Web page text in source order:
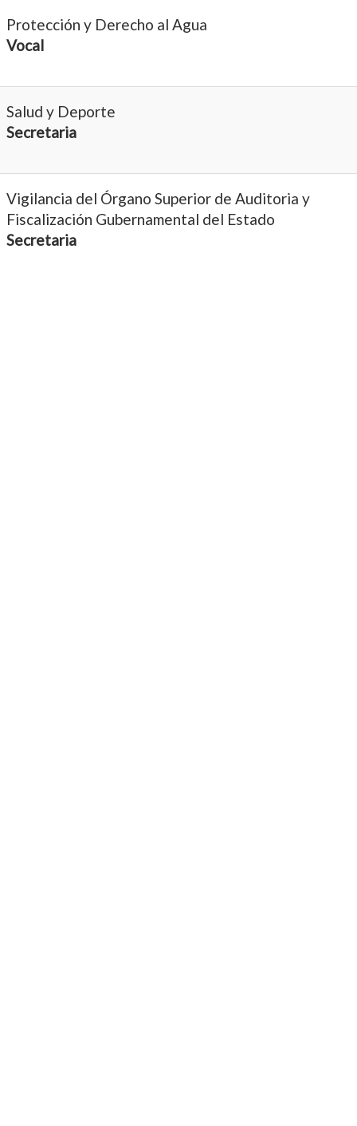
Protección y Derecho al Agua
Vocal
Salud y Deporte
Secretaria
Vigilancia del Órgano Superior de Auditoria y
Fiscalización Gubernamental del Estado
Secretaria